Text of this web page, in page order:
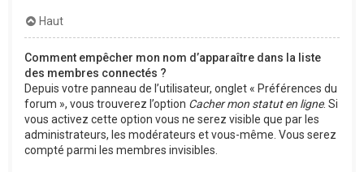
Haut
Comment empêcher mon nom d’apparaître dans la liste
des membres connectés ?
Depuis votre panneau de l’utilisateur, onglet « Préférences du
forum », vous trouverez l’option Cacher mon statut en ligne. Si
vous activez cette option vous ne serez visible que par les
administrateurs, les modérateurs et vous-même. Vous serez
compté parmi les membres invisibles.